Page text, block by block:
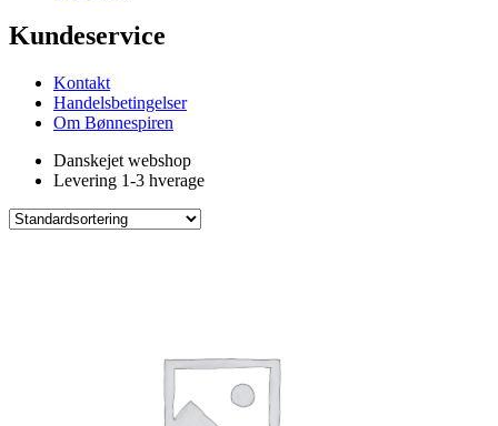
Kundeservice
Kontakt
Handelsbetingelser
Om Bønnespiren
Danskejet webshop
Levering 1-3 hverage